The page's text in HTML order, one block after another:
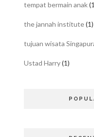
tempat bermain anak
the jannah institute(1)
tujuan wisata
Ustad Harry(1)